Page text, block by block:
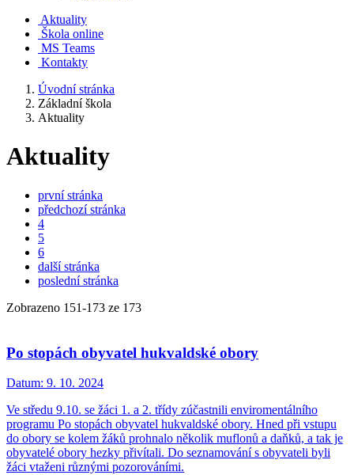
Aktuality
Škola online
MS Teams
Kontakty
Úvodní stránka
Základní škola
Aktuality
Aktuality
první stránka
předchozí stránka
4
5
6
další stránka
poslední stránka
Zobrazeno 151-173 ze 173
Po stopách obyvatel hukvaldské obory
Datum: 9. 10. 2024
Ve středu 9.10. se žáci 1. a 2. třídy zúčastnili enviromentálního
programu Po stopách obyvatel hukvaldské obory. Hned při vstupu
do obory se kolem žáků prohnalo několik muflonů a daňků, a tak je
obyvatelé obory hezky přivítali. Do seznamování s obyvateli byli
žáci vtaženi různými pozorováními.